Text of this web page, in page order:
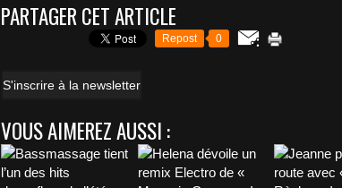
PARTAGER CET ARTICLE
Repost 0
S'inscrire à la newsletter
VOUS AIMEREZ AUSSI :